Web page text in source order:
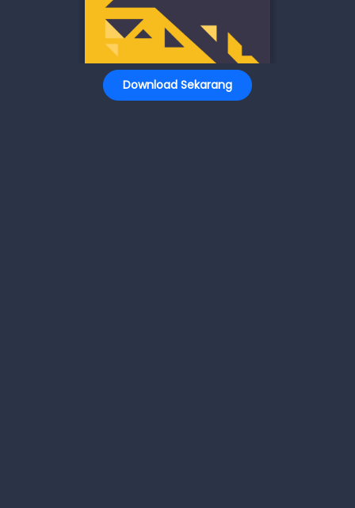
Download Sekarang